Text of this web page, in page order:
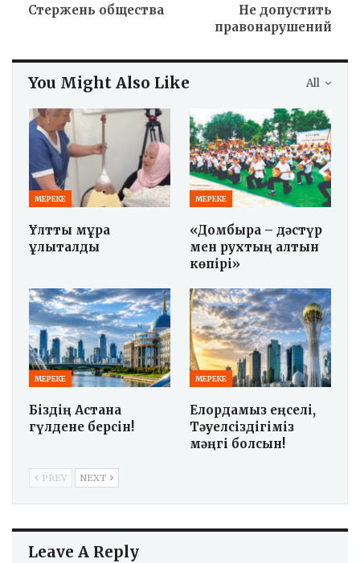
Стержень общества
Не допустить
правонарушений
All
You Might Also Like
МЕРЕКЕ
Ұлттық мұра
ұлықталды
МЕРЕКЕ
«Домбыра – дәстүр
мен рухтың алтын
көпірі»
МЕРЕКЕ
Біздің Астана
гүлдене берсін!
МЕРЕКЕ
Елордамыз еңселі,
Тәуелсіздігіміз
мәңгі болсын!
PREV NEXT
Leave A Reply